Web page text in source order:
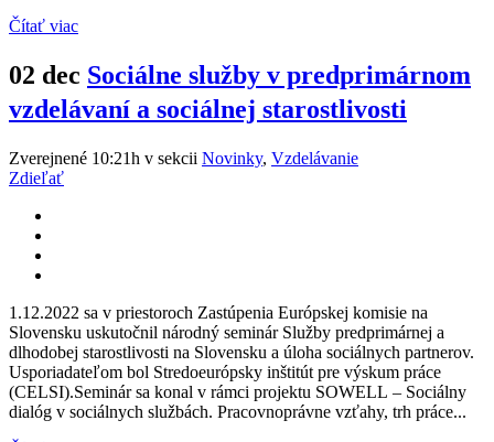
Čítať viac
02 dec Sociálne služby v predprimárnom
vzdelávaní a sociálnej starostlivosti
Zverejnené 10:21h v sekcii Novinky, Vzdelávanie
Zdieľať
1.12.2022 sa v priestoroch Zastúpenia Európskej komisie na
Slovensku uskutočnil národný seminár Služby predprimárnej a
dlhodobej starostlivosti na Slovensku a úloha sociálnych partnerov.
Usporiadateľom bol Stredoeurópsky inštitút pre výskum práce
(CELSI).Seminár sa konal v rámci projektu SOWELL – Sociálny
dialóg v sociálnych službách. Pracovnoprávne vzťahy, trh práce...